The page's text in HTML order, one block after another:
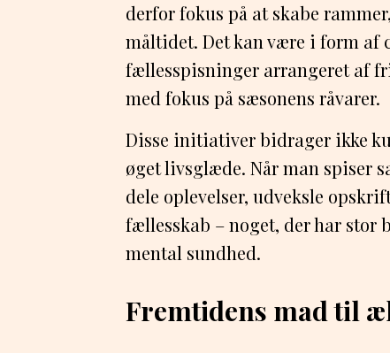
derfor fokus på at skabe
måltidet. Det kan være i form af
fællesspisninger arrangeret af
med fokus på sæsonens råvarer.
Disse initiativer bidrager ikke
øget livsglæde. Når man spiser
dele oplevelser, udveksle
fællesskab – noget, der har stor
mental sundhed.
Fremtidens mad til